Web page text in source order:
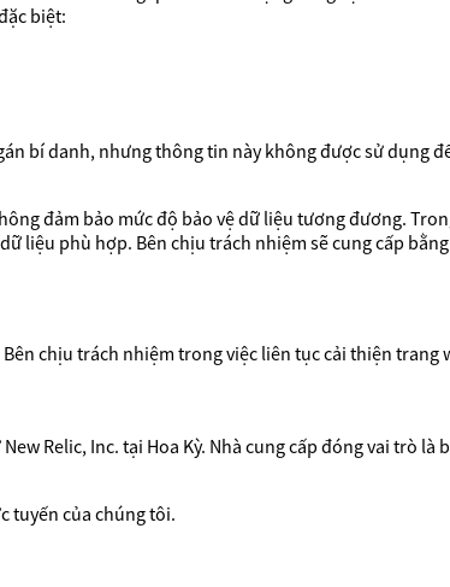
biệt:
bí danh, nhưng thông tin này không được sử dụng
đảm bảo mức độ bảo vệ dữ liệu tương đương.
liệu phù hợp. Bên chịu trách nhiệm sẽ cung cấp
chịu trách nhiệm trong việc liên tục cải thiện
Relic, Inc. tại Hoa Kỳ. Nhà cung cấp đóng vai trò
tuyến của chúng tôi.